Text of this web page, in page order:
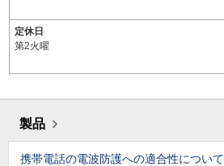
定休日
第2火曜
製品
携帯電話の電波防護への適合性について